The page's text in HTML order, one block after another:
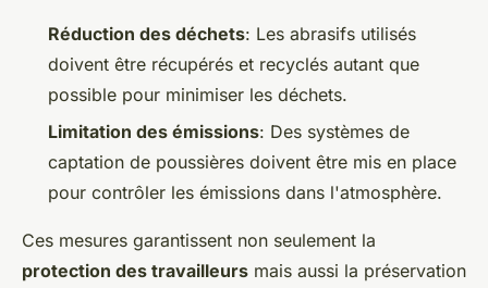
Réduction des déchets: Les abrasifs utilisés
doivent être récupérés et recyclés autant que
possible pour minimiser les déchets.
Limitation des émissions: Des systèmes de
captation de poussières doivent être mis en place
pour contrôler les émissions dans l'atmosphère.
Ces mesures garantissent non seulement la
protection des travailleurs mais aussi la préservation